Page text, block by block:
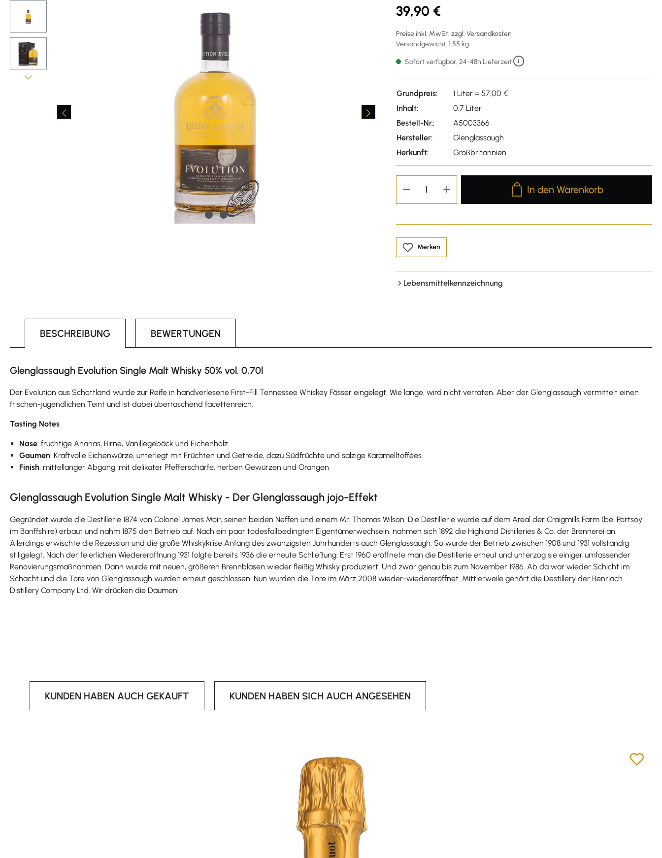
39,90 €
Preise inkl. MwSt. zzgl. Versandkosten
Versandgewicht: 1.55 kg
Sofort verfügbar, 24-48h Lieferzeit
Grundpreis:
1 Liter = 57,00 €
Inhalt:
0.7 Liter
Bestell-Nr.:
A5003366
Hersteller:
Glenglassaugh
Herkunft:
Großbritannien
Produkt Anzahl: Gib den
In den Warenkorb
Merken
Lebensmittelkennzeichnung
BESCHREIBUNG BEWERTUNGEN
Glenglassaugh Evolution Single Malt Whisky 50% vol. 0,70l
Der Evolution aus Schottland wurde zur Reife in handverlesene First-Fill Tennessee Whiskey Fässer eingelegt. Wie lange, wird nicht verraten. Aber der Glenglassaugh vermittelt einen
frischen-jugendlichen Teint und ist dabei überraschend facettenreich.
Tasting Notes
Nase: fruchtige Ananas, Birne, Vanillegebäck und Eichenholz.
Gaumen: Kraftvolle Eichenwürze, unterlegt mit Früchten und Getreide, dazu Südfrüchte und salzige Karamelltoffées.
Finish: mittellanger Abgang, mit delikater Pfefferschärfe, herben Gewürzen und Orangen
Glenglassaugh Evolution Single Malt Whisky - Der Glenglassaugh jojo-Effekt
Gegründet wurde die Destillerie 1874 von Colonel James Moir, seinen beiden Neffen und einem Mr. Thomas Wilson. Die Destillerie wurde auf dem Areal der Craigmills Farm (bei Portsoy
im Banffshire) erbaut und nahm 1875 den Betrieb auf. Nach ein paar todesfallbedingten Eigentümerwechseln, nahmen sich 1892 die Highland Distilleries & Co. der Brennerei an.
Allerdings erwischte die Rezession und die große Whiskykrise Anfang des zwanzigsten Jahrhunderts auch Glenglassaugh. So wurde der Betrieb zwischen 1908 und 1931 vollständig
stillgelegt. Nach der feierlichen Wiedereröffnung 1931 folgte bereits 1936 die erneute Schließung. Erst 1960 eröffnete man die Destillerie erneut und unterzog sie einiger umfassender
Renovierungsmaßnahmen. Dann wurde mit neuen, größeren Brennblasen wieder fleißig Whisky produziert. Und zwar genau bis zum November 1986. Ab da war wieder Schicht im
Schacht und die Tore von Glenglassaugh wurden erneut geschlossen. Nun wurden die Tore im März 2008 wieder-wiedereröffnet. Mittlerweile gehört die Destillery der Benriach
Distillery Company Ltd. Wir drücken die Daumen!
KUNDEN HABEN AUCH GEKAUFT KUNDEN HABEN SICH AUCH ANGESEHEN